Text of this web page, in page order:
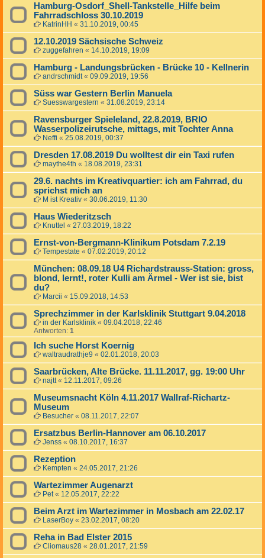
Hamburg-Osdorf_Shell-Tankstelle_Hilfe beim
Fahrradschloss 30.10.2019
KatrinHH « 31.10.2019, 00:45
12.10.2019 Sächsische Schweiz
zuggefahren « 14.10.2019, 19:09
Hamburg - Landungsbrücken - Brücke 10 - Kellnerin
andrschmidt« 09.09.2019, 19:56
Süss war Gestern Berlin Manuela
Suesswargestern « 31.08.2019, 23:14
Ravensburger Spieleland, 22.8.2019, BRIO
Wasserpolizeirutsche, mittags, mit Tochter Anna
Neffi « 25.08.2019, 00:37
Dresden 17.08.2019 Du wolltest dir ein Taxi rufen
maythe4th « 18.08.2019, 23:31
29.6. nachts im Kreativquartier: ich am Fahrrad, du
sprichst mich an
M ist Kreativ « 30.06.2019, 11:30
Haus Wiederitzsch
Knuttel « 27.03.2019, 18:22
Ernst-von-Bergmann-Klinikum Potsdam 7.2.19
Tempestate « 07.02.2019, 20:12
München: 08.09.18 U4 Richardstrauss-Station: gross,
blond, lernt!, roter Kulli am Ärmel - Wer ist sie, bist
du?
Marcii « 15.09.2018, 14:53
Sprechzimmer in der Karlsklinik Stuttgart 9.04.2018
in der Karlsklinik « 09.04.2018, 22:46
Antworten: 1
Ich suche Horst Koernig
waltraudrathje9 « 02.01.2018, 20:03
Saarbrücken, Alte Brücke. 11.11.2017, gg. 19:00 Uhr
najtt« 12.11.2017, 09:26
Museumsnacht Köln 4.11.2017 Wallraf-Richartz-
Museum
Besucher « 08.11.2017, 22:07
Ersatzbus Berlin-Hannover am 06.10.2017
Jenss « 08.10.2017, 16:37
Rezeption
Kempten « 24.05.2017, 21:26
Wartezimmer Augenarzt
Pet« 12.05.2017, 22:22
Beim Arzt im Wartezimmer in Mosbach am 22.02.17
LaserBoy « 23.02.2017, 08:20
Reha in Bad Elster 2015
Cliomaus28 « 28.01.2017, 21:59